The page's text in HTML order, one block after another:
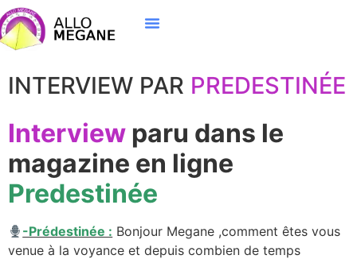
INTERVIEW PAR PREDESTINÉE
Interview paru dans le
magazine en ligne
Predestinée
-Prédestinée : Bonjour Megane ,comment êtes vous
venue à la voyance et depuis combien de temps